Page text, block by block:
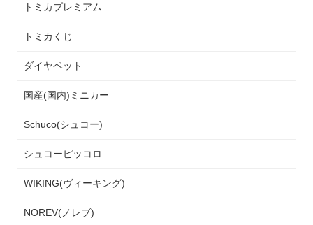
トミカプレミアム
トミカくじ
ダイヤペット
国産(国内)ミニカー
Schuco(シュコー)
シュコーピッコロ
WIKING(ヴィーキング)
NOREV(ノレブ)